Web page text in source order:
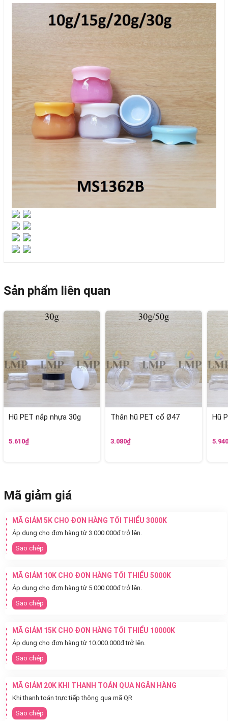
Sản phẩm liên quan
Hũ PET nắp nhựa 30g
5.610₫
Thân hũ PET cổ Ø47
3.080₫
Hũ
Mã giảm giá
MÃ GIẢM 5K CHO ĐƠN HÀNG TỐI THIỂU 3000K
Áp dụng cho đơn hàng từ 3.000.000đ trở lên.
Sao chép
MÃ GIẢM 10K CHO ĐƠN HÀNG TỐI THIỂU 5000K
Áp dụng cho đơn hàng từ 5.000.000đ trở lên.
Sao chép
MÃ GIẢM 15K CHO ĐƠN HÀNG TỐI THIỂU 10000K
Áp dụng cho đơn hàng từ 10.000.000đ trở lên.
Sao chép
MÃ GIẢM 20K KHI THANH TOÁN QUA NGÂN HÀNG
Khi thanh toán trực tiếp thông qua mã QR
Sao chép